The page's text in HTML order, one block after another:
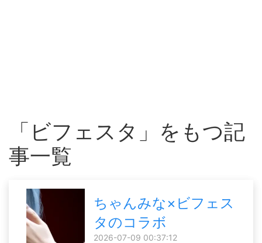
「ビフェスタ」をもつ記
事一覧
ちゃんみな×ビフェス
タのコラボ
2026-07-09 00:37:12